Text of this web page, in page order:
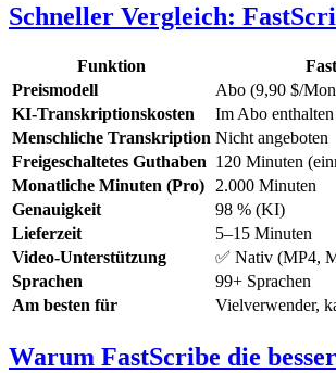
Schneller Vergleich:
Funktion
Preismodell
Abo (9,90 $/
KI-Transkriptionskosten
Im Abo enthalten
Menschliche Transkription Nicht angeboten
Freigeschaltetes Guthaben 120 Minuten
Monatliche Minuten (Pro)
2.000 Minuten
Genauigkeit
98 % (KI)
Lieferzeit
5–15 Minuten
Video-Unterstützung
✅ Nativ (MP4,
Sprachen
99+ Sprachen
Am besten für
Vielverwender,
Warum FastScribe die